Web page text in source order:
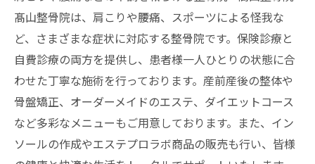
髙山整骨院は、肩こりや腰痛、スポーツによる怪我な
ど、さまざまな症状に対応する整骨院です。保険診療と
自費診療の両方を提供し、患者様一人ひとりの状態に合
わせた丁寧な施術を行っております。産前産後の整体や
骨盤矯正、オーダーメイドのエステ、ダイエットコース
など多彩なメニューもご用意しております。また、イン
ソールの作成やエステプロラボ商品の販売も行い、皆様